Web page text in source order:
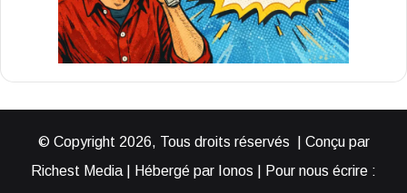
© Copyright 2026, Tous droits réservés | Conçu par
Richest Media | Hébergé par Ionos | Pour nous écrire :